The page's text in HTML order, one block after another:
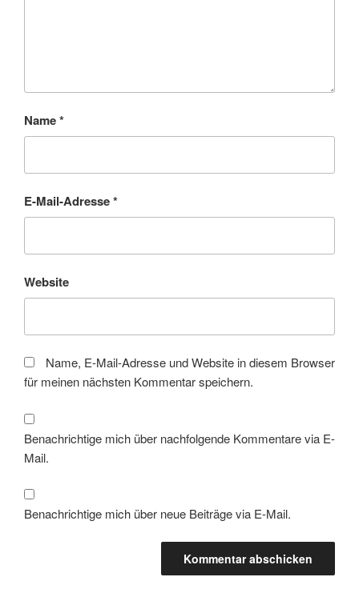
Name*
E-Mail-Adresse*
Website
Name, E-Mail-Adresse und Website in diesem Browser
für meinen nächsten Kommentar speichern.
Benachrichtige mich über nachfolgende Kommentare via E-
Mail.
Benachrichtige mich über neue Beiträge via E-Mail.